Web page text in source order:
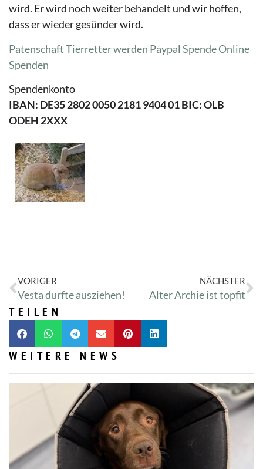
wird. Er wird noch weiter behandelt und wir hoffen,
dass er wieder gesünder wird.
Patenschaft Tierretter werden Paypal SpendeOnline
Spenden
Spendenkonto
IBAN: DE35 2802 0050 2181 9404 01 BIC: OLB
ODEH 2XXX
VORIGER
Vesta durfte ausziehen!
NÄCHSTER
Alter Archie ist topfit
TEILEN
WEITERE NEWS